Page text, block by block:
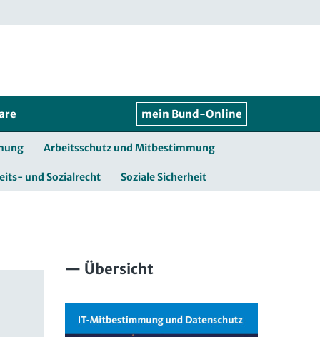
mein Bund-Online
Arbeitsschutz und Mitbestimmung
und Sozialrecht Soziale Sicherheit
Übersicht